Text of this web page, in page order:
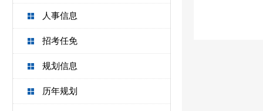
人事信息
招考任免
规划信息
历年规划